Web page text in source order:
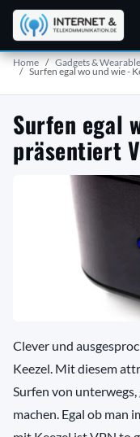
Home Gadgets &
Surfen egal wo und wie -
Surfen egal
präsentiert
Clever und
Keezel. Mit diesem
Surfen von
machen. Egal ob man